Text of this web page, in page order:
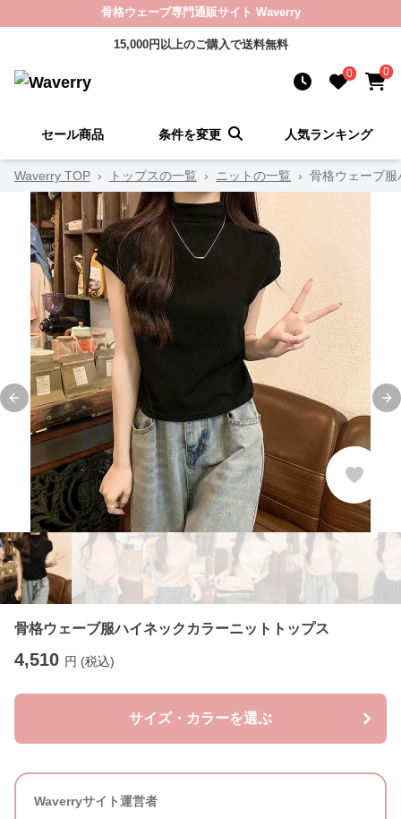
骨格ウェーブ専門通販サイト Waverry
15,000円以上のご購入で送料無料
0 0
セール商品 条件を変更 人気ランキング
Waverry TOP › トップスの一覧 › ニットの一覧 › 骨格ウェーブ
Previous slide
骨格ウェーブ服ハイネックカラーニットトップス
4,510 円 (税込)
サイズ・カラーを選ぶ
Waverryサイト運営者